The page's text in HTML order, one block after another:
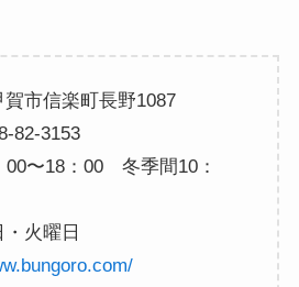
賀市信楽町長野1087
82-3153
00〜18：00 冬季間10：
・火曜日